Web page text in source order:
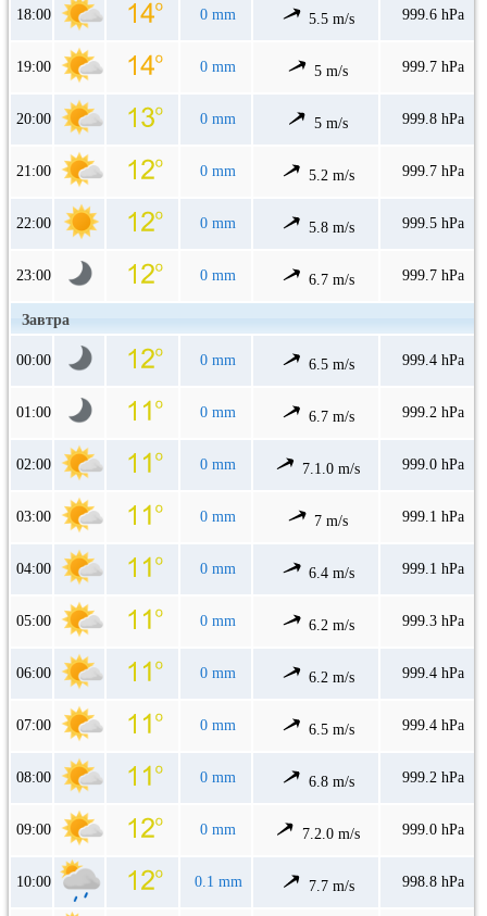
18:00 0 mm 5.5 m/s 999.6 hPa
19:00 0 mm 5 m/s 999.7 hPa
20:00 0 mm 5 m/s 999.8 hPa
21:00 0 mm 5.2 m/s 999.7 hPa
22:00 0 mm 5.8 m/s 999.5 hPa
23:00 0 mm 6.7 m/s 999.7 hPa
Завтра
00:00 0 mm 6.5 m/s 999.4 hPa
01:00 0 mm 6.7 m/s 999.2 hPa
02:00 0 mm 7.1.0 m/s 999.0 hPa
03:00 0 mm 7 m/s 999.1 hPa
04:00 0 mm 6.4 m/s 999.1 hPa
05:00 0 mm 6.2 m/s 999.3 hPa
06:00 0 mm 6.2 m/s 999.4 hPa
07:00 0 mm 6.5 m/s 999.4 hPa
08:00 0 mm 6.8 m/s 999.2 hPa
09:00 0 mm 7.2.0 m/s 999.0 hPa
10:00 0.1 mm 7.7 m/s 998.8 hPa